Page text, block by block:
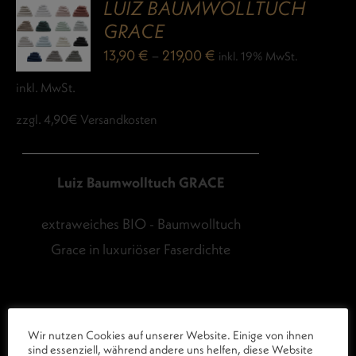
LUIZ BAUMWOLLTUCH
GRACE
13,90€ – 219,00€ inkl. 19% MwSt.
inkl. MwSt.
zzgl. 4,90€ Versandkosten
Luiz Baumwolltuch GRACE
extraweiches BIO - Baumwolltuch
Grace in luxuriöser Faserdichte
Wir nutzen Cookies auf unserer Website. Einige von ihnen
sind essenziell, während andere uns helfen, diese Website